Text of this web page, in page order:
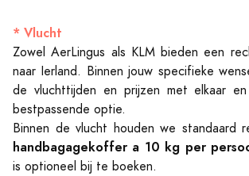
* Vlucht
Zowel AerLingus als KLM bieden een
naar Ierland. Binnen jouw specifieke
de vluchttijden en prijzen met elkaar
bestpassende optie.
Binnen de vlucht houden we standaard
handbagagekoffer a 10 kg per
is optioneel bij te boeken.